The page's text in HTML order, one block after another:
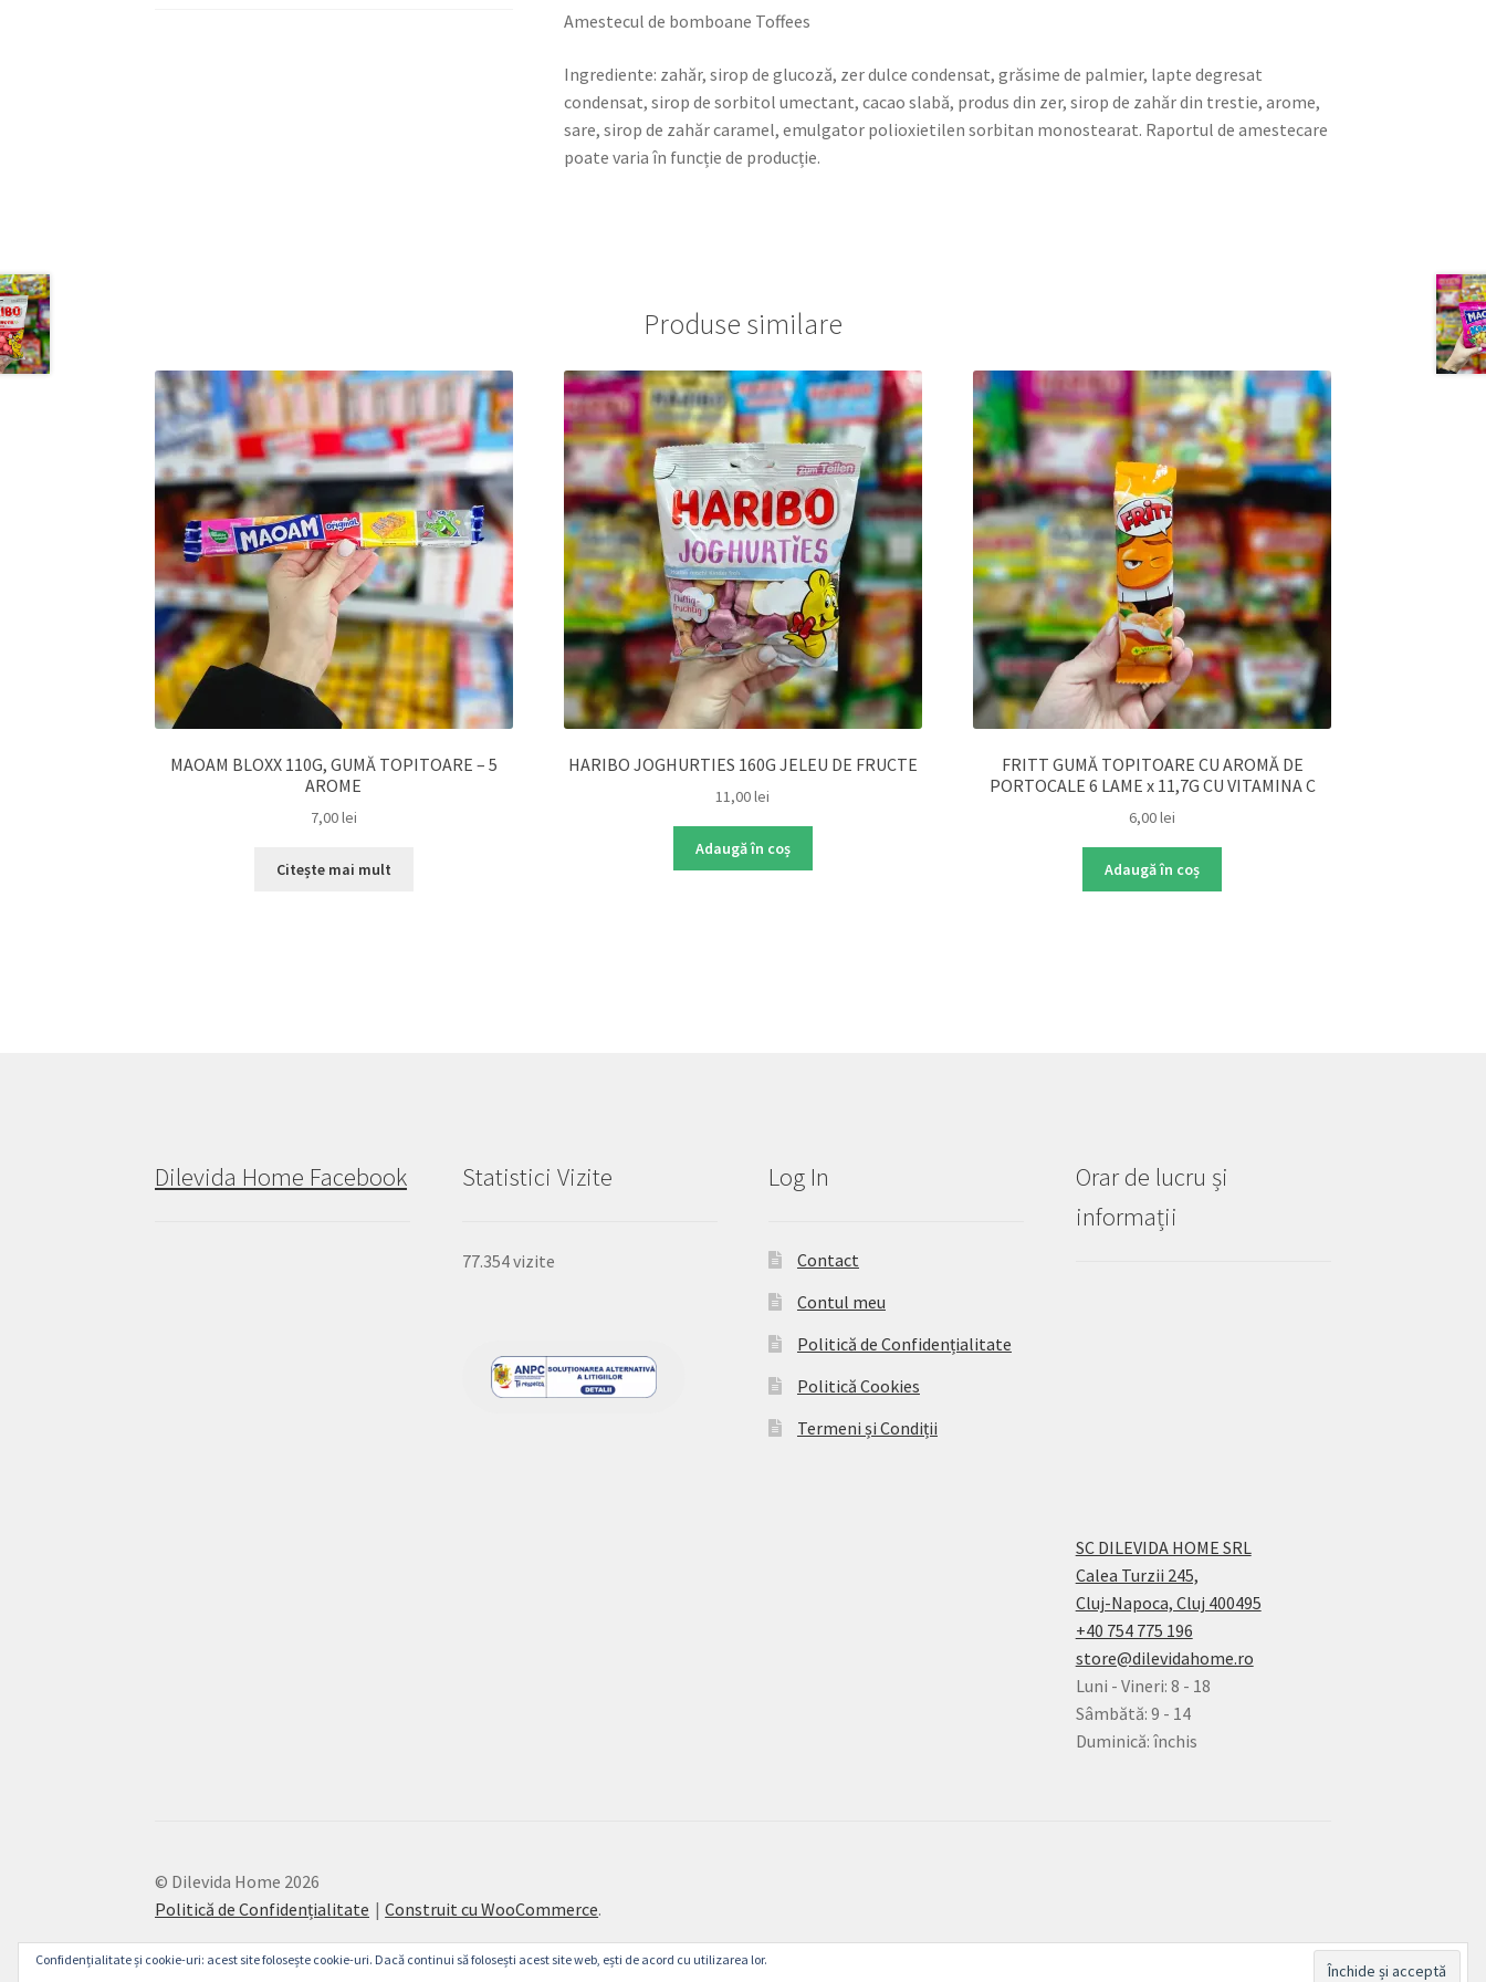
Amestecul de bomboane Toffees
Ingrediente: zahăr, sirop de glucoză, zer dulce condensat, grăsime de palmier, lapte degresat
condensat, sirop de sorbitol umectant, cacao slabă, produs din zer, sirop de zahăr din trestie, arome,
sare, sirop de zahăr caramel, emulgator polioxietilen sorbitan monostearat. Raportul de amestecare
poate varia în funcție de producție.
Produse similare
MAOAM BLOXX 110G, GUMĂ TOPITOARE – 5
AROME
7,00lei
Citește mai mult
HARIBO JOGHURTIES 160G JELEU DE FRUCTE
11,00lei
Adaugă în coș
FRITT GUMĂ TOPITOARE CU AROMĂ DE
PORTOCALE 6 LAME x 11,7G CU VITAMINA C
6,00lei
Adaugă în coș
Dilevida Home Facebook Statistici Vizite
77.354 vizite
Log In
Contact
Contul meu
Politică de Confidențialitate
Politică Cookies
Termeni și Condiții
Orar de lucru și
informații
SC DILEVIDA HOME SRL
Calea Turzii 245,
Cluj-Napoca, Cluj 400495
+40 754 775 196
store@dilevidahome.ro
Luni - Vineri: 8 - 18
Sâmbătă: 9 - 14
Duminică: închis
© Dilevida Home 2026
Politică de Confidențialitate
Construit cu WooCommerce.
Confidențialitate și cookie-uri: acest site folosește cookie-uri. Dacă continui să folosești acest site web, ești de acord cu utilizarea lor.